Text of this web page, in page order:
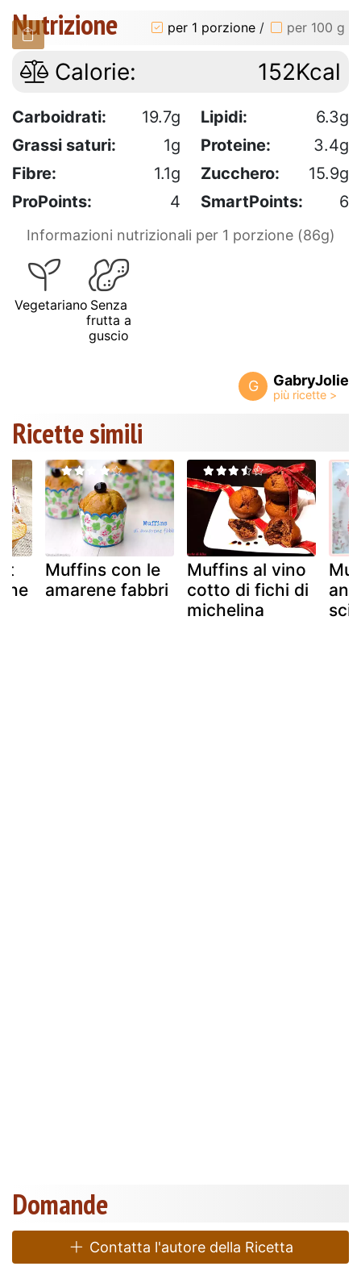
Nutrizione per 1 porzione / per 100 g
Calorie: 152Kcal
Carboidrati: 19.7g Lipidi:
6.3g
Grassi saturi:
1g Proteine:
3.4g
Fibre:
1.1g Zucchero:
15.9g
ProPoints:
4 SmartPoints: 6
Informazioni nutrizionali per 1 porzione (86g)
Vegetariano Senza
frutta a
guscio
G GabryJolie
Ricette simili
Muffins con le
amarene fabbri
Muffins al vino
cotto di fichi di
michelina
Domande
Contatta l'autore della Ricetta